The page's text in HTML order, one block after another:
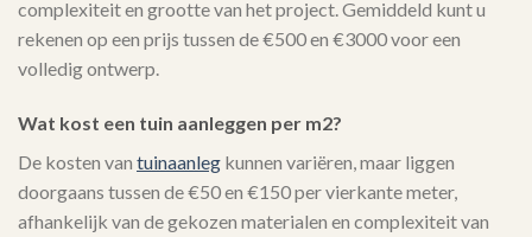
complexiteit en grootte van het project. Gemiddeld kunt u
rekenen op een prijs tussen de €500 en €3000 voor een
volledig ontwerp.
Wat kost een tuin aanleggen per m2?
De kosten van tuinaanleg kunnen variëren, maar liggen
doorgaans tussen de €50 en €150 per vierkante meter,
afhankelijk van de gekozen materialen en complexiteit van